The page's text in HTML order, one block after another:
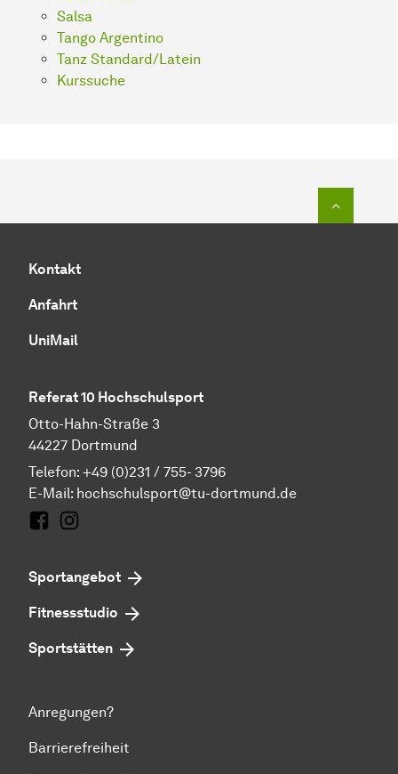
Salsa
Tango Argentino
Tanz Standard/Latein
Kurssuche
Kontakt
Anfahrt
UniMail
Referat 10 Hochschulsport
Otto-Hahn-Straße 3
44227 Dortmund
Telefon: +49 (0)231 / 755- 3796
E-Mail: hochschulsport@tu-dortmund.de
Sportangebot
Fitnessstudio
Sportstätten
Anregungen?
Barrierefreiheit